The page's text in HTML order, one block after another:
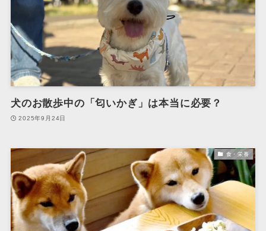
犬のお散歩中の「匂いかぎ」は本当に必要？
2025年9月24日
食・栄養